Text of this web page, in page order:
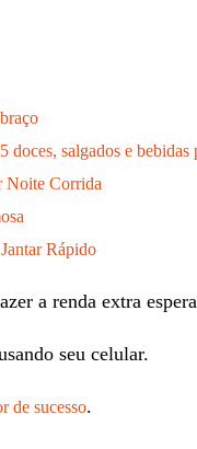
salgados e bebidas
Noite Corrida
Rápido
a renda extra
seu celular.
de sucesso.